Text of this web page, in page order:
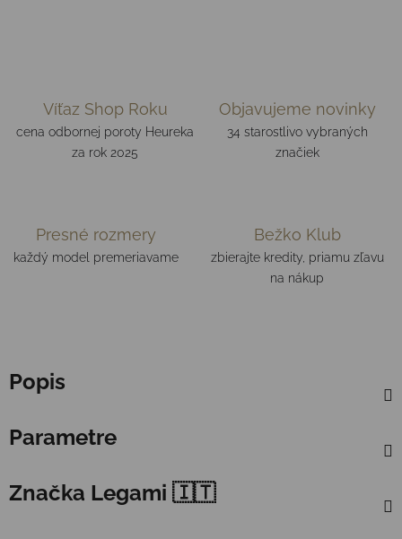
Víťaz Shop Roku
cena odbornej poroty Heureka
za rok 2025
Objavujeme novinky
34 starostlivo vybraných
značiek
Presné rozmery
každý model premeriavame
Bežko Klub
zbierajte kredity, priamu zľavu
na nákup
Popis
Parametre
Značka Legami 🇮🇹